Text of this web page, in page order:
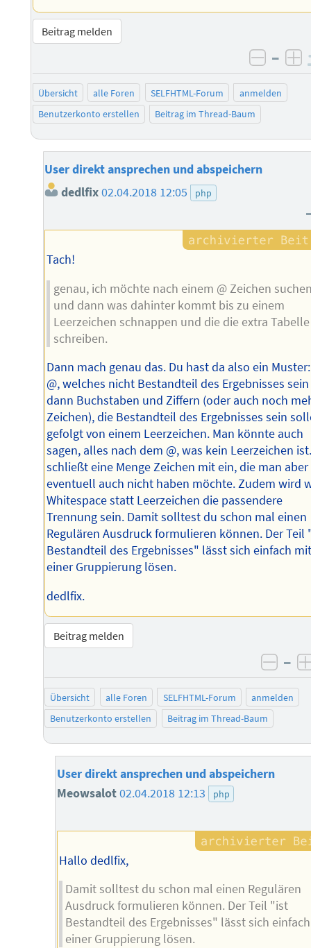
Beitrag melden
–
Übersicht alle Foren SELFHTML-Forum
anmelden
Benutzerkonto erstellen
Beitrag im Thread-Baum
User direkt ansprechen und abspeichern
dedlfix02.04.2018 12:05 php
Tach!
genau, ich möchte nach einem @ Zeichen
und dann was dahinter kommt bis zu einem
Leerzeichen schnappen und die die extra Tabelle
schreiben.
Dann mach genau das. Du hast da also ein
@, welches nicht Bestandteil des Ergebnisses
dann Buchstaben und Ziffern (oder auch noch
Zeichen), die Bestandteil des Ergebnisses sein
gefolgt von einem Leerzeichen. Man könnte auch
sagen, alles nach dem @, was kein Leerzeichen
schließt eine Menge Zeichen mit ein, die man aber
eventuell auch nicht haben möchte. Zudem wird
Whitespace statt Leerzeichen die passendere
Trennung sein. Damit solltest du schon mal einen
Regulären Ausdruck formulieren können. Der Teil
Bestandteil des Ergebnisses" lässt sich einfach
einer Gruppierung lösen.
dedlfix.
Beitrag melden
–
Übersicht alle Foren SELFHTML-Forum
anmelden
Benutzerkonto erstellen
Beitrag im Thread-Baum
User direkt ansprechen und abspeichern
Meowsalot02.04.2018 12:13 php
Hallo dedlfix,
Damit solltest du schon mal einen Regulären
Ausdruck formulieren können. Der Teil "ist
Bestandteil des Ergebnisses" lässt sich
einer Gruppierung lösen.